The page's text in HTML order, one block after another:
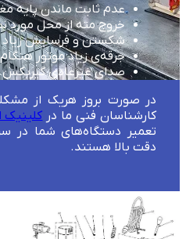
عدم ثابت ماندن پایه
خروج مته از محل مورد
شکستن و فرسایش زیاد
جرقه‌ی زیاد موتور
صدای غیرعادی گیربکس
در صورت بروز هریک از
کارشناسان فنی ما در کلینیک
تعمیر دستگاه‌های شما در
دقت بالا هستند.